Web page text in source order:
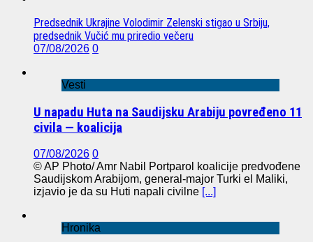
Predsednik Ukrajine Volodimir Zelenski stigao u Srbiju,
predsednik Vučić mu priredio večeru
07/08/2026 0
Vesti
U napadu Huta na Saudijsku Arabiju povređeno 11
civila — koalicija
07/08/2026 0
© AP Photo/ Amr Nabil Portparol koalicije predvođene
Saudijskom Arabijom, general-major Turki el Maliki,
izjavio je da su Huti napali civilne [...]
Hronika